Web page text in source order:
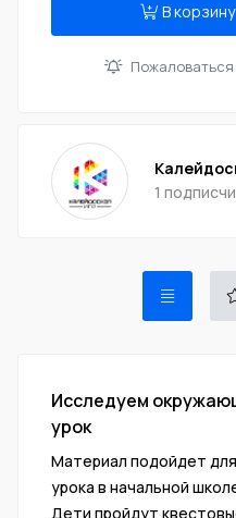
В корзину
1
Исследуем
урок
Материал подойдет
урока в начальной
Дети пройдут